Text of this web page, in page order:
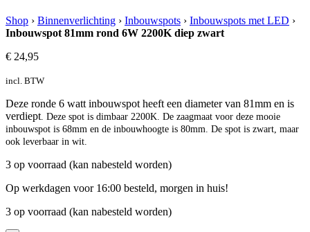
Shop › Binnenverlichting › Inbouwspots › Inbouwspots met LED ›
Inbouwspot 81mm rond 6W 2200K diep zwart
€ 24,95
incl. BTW
Deze ronde 6 watt inbouwspot heeft een diameter van 81mm en is
verdiept . Deze spot is dimbaar 2200K. De zaagmaat voor deze mooie
inbouwspot is 68mm en de inbouwhoogte is 80mm. De spot is zwart, maar
ook leverbaar in wit.
3 op voorraad (kan nabesteld worden)
Op werkdagen voor 16:00 besteld, morgen in huis!
3 op voorraad (kan nabesteld worden)